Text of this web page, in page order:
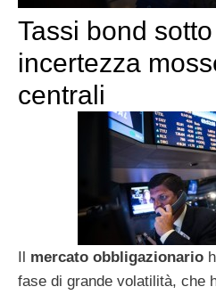
Tassi bond
incertezza
centrali
Il mercato obbligazionario
fase di grande volatilità, che